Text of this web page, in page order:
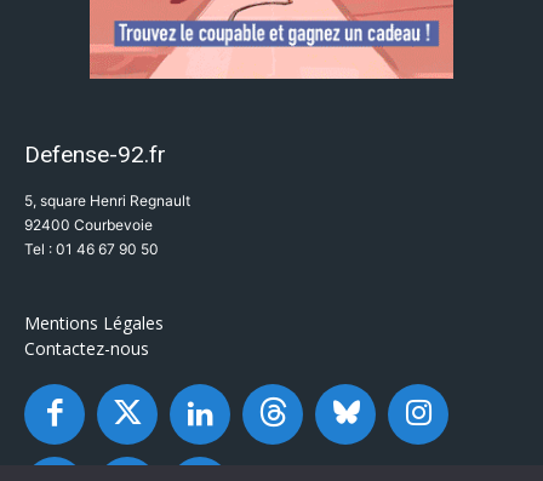
Defense-92.fr
5, square Henri Regnault
92400 Courbevoie
Tel : 01 46 67 90 50
Mentions Légales
Contactez-nous